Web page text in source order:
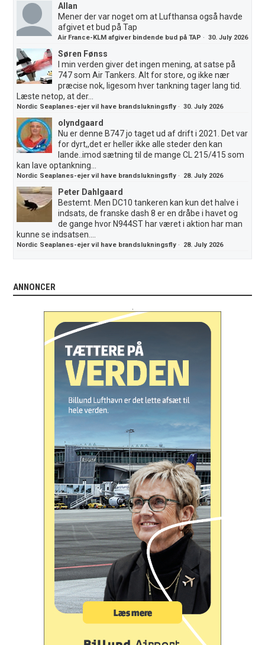
Allan
Mener der var noget om at Lufthansa også havde
afgivet et bud på Tap
Air France-KLM afgiver bindende bud på TAP ·30. July 2026
Søren Fønss
I min verden giver det ingen mening, at satse på
747 som Air Tankers. Alt for store, og ikke nær
præcise nok, ligesom hver tankning tager lang tid.
Læste netop, at der...
Nordic Seaplanes-ejer vil have brandslukningsfly ·30. July 2026
olyndgaard
Nu er denne B747 jo taget ud af drift i 2021. Det var
for dyrt,,det er heller ikke alle steder den kan
lande..imod sætning til de mange CL 215/415 som
kan lave optankning...
Nordic Seaplanes-ejer vil have brandslukningsfly · 28. July 2026
Peter Dahlgaard
Bestemt. Men DC10 tankeren kan kun det halve i
indsats, de franske dash 8 er en dråbe i havet og
de gange hvor N944ST har været i aktion har man
kunne se indsatsen....
Nordic Seaplanes-ejer vil have brandslukningsfly · 28. July 2026
ANNONCER